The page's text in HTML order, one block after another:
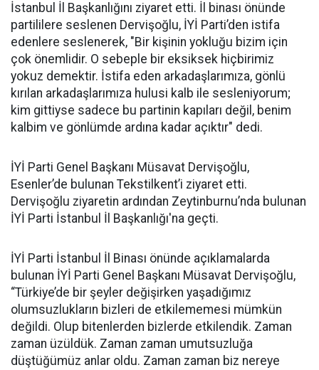
İstanbul İl Başkanlığını ziyaret etti. İl binası önünde
partililere seslenen Dervişoğlu, İYİ Parti’den istifa
edenlere seslenerek, "Bir kişinin yokluğu bizim için
çok önemlidir. O sebeple bir eksiksek hiçbirimiz
yokuz demektir. İstifa eden arkadaşlarımıza, gönlü
kırılan arkadaşlarımıza hulusi kalb ile sesleniyorum;
kim gittiyse sadece bu partinin kapıları değil, benim
kalbim ve gönlümde ardına kadar açıktır" dedi.
İYİ Parti Genel Başkanı Müsavat Dervişoğlu,
Esenler’de bulunan Tekstilkent’i ziyaret etti.
Dervişoğlu ziyaretin ardından Zeytinburnu’nda bulunan
İYİ Parti İstanbul İl Başkanlığı'na geçti.
İYİ Parti İstanbul İl Binası önünde açıklamalarda
bulunan İYİ Parti Genel Başkanı Müsavat Dervişoğlu,
“Türkiye’de bir şeyler değişirken yaşadığımız
olumsuzlukların bizleri de etkilememesi mümkün
değildi. Olup bitenlerden bizlerde etkilendik. Zaman
zaman üzüldük. Zaman zaman umutsuzluğa
düştüğümüz anlar oldu. Zaman zaman biz nereye